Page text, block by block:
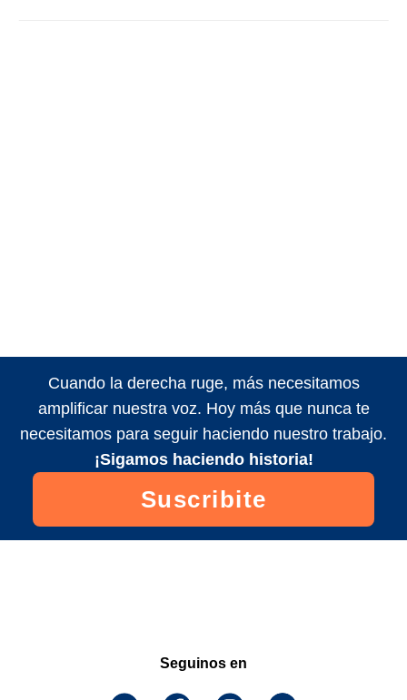
Cuando la derecha ruge, más necesitamos
amplificar nuestra voz. Hoy más que nunca te
necesitamos para seguir haciendo nuestro trabajo.
¡Sigamos haciendo historia!
Suscribite
Seguinos en